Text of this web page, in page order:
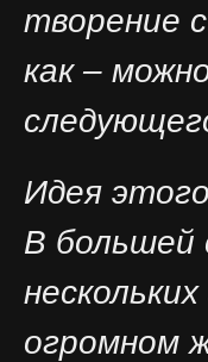
творение
как –
Идея
В большей
огромном